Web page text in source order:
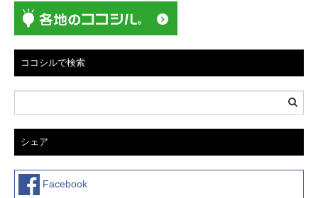
ョ
ン
ココシルで検索
シェア
Facebook